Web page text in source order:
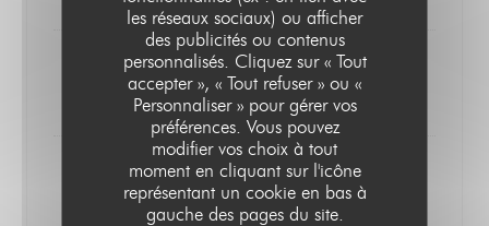
les réseaux sociaux) ou afficher
des publicités ou contenus
personnalisés. Cliquez sur « Tout
accepter », « Tout refuser » ou «
Personnaliser » pour gérer vos
préférences. Vous pouvez
modifier vos choix à tout
moment en cliquant sur l'icône
représentant un cookie en bas à
gauche des pages du site.
Crème brulée
9,00 EUR
Fondant au chocolat
11,00 EUR
LE PARIS 17